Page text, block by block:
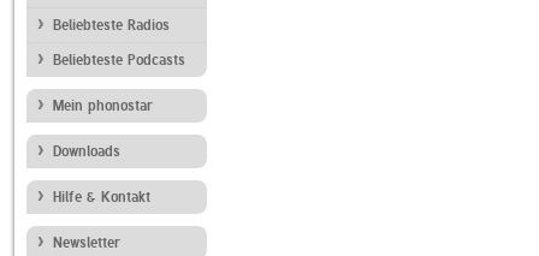
Beliebteste Radios
Beliebteste Podcasts
Mein phonostar
Downloads
Hilfe & Kontakt
Newsletter